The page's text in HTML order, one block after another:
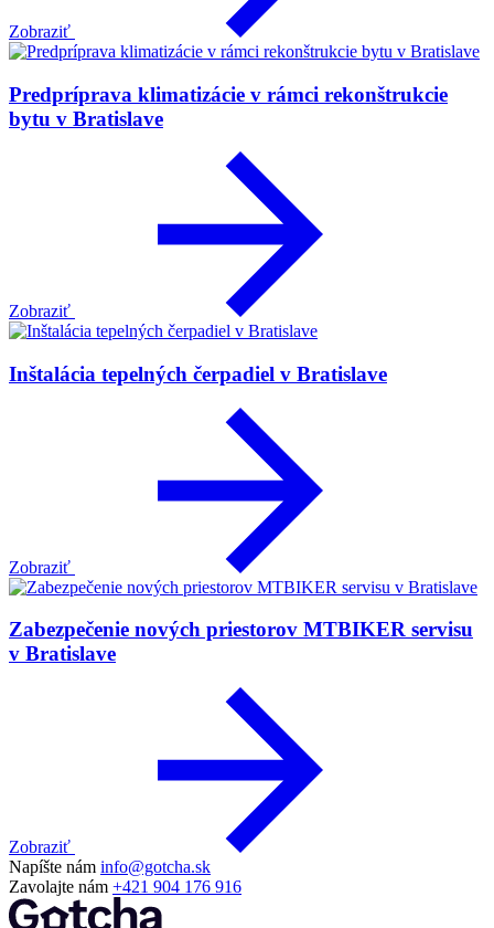
Zobraziť
Predpríprava klimatizácie v rámci rekonštrukcie
bytu v Bratislave
Zobraziť
Inštalácia tepelných čerpadiel v Bratislave
Zobraziť
Zabezpečenie nových priestorov MTBIKER servisu
v Bratislave
Zobraziť
Napíšte nám info@gotcha.sk
Zavolajte nám +421 904 176 916